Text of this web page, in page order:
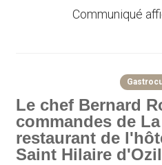
Communiqué
Le chef Bernard
commandes de
restaurant de
Saint Hilaire